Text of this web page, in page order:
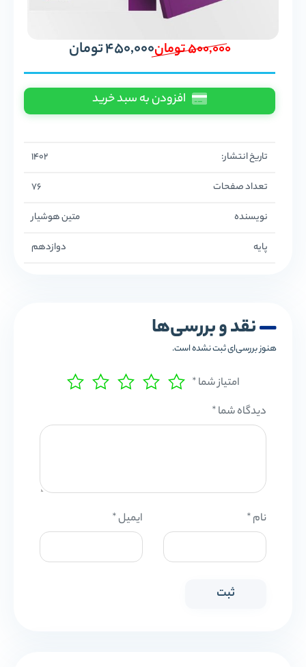
500,000تومان450,000تومان
افزودن به سبد خرید
تاریخ انتشار:
1402
تعداد صفحات
76
نویسنده
متین هوشیار
پایه
دوازدهم
نقد و بررسی‌ها
هنوز بررسی‌ای ثبت نشده است.
امتیاز شما*
دیدگاه شما*
نام* ایمیل*